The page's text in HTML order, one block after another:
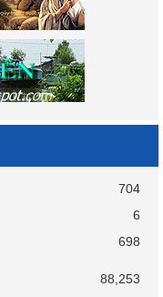
704
6
698
88,253